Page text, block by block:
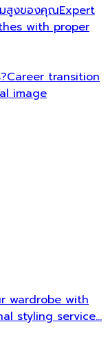
มสูงของคุณExpert
with proper
Career transition
image
wardrobe with
styling service…